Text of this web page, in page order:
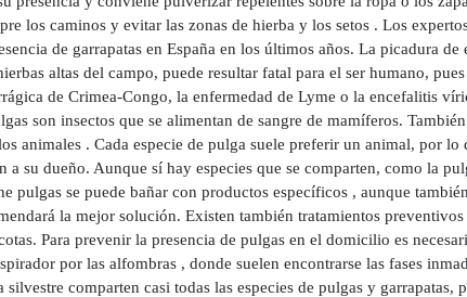
los caminos y evitar las zonas de hierba y los setos . Los
de garrapatas en España en los últimos años. La picadura de
altas del campo, puede resultar fatal para el ser humano,
de Crimea-Congo, la enfermedad de Lyme o la encefalitis
son insectos que se alimentan de sangre de mamíferos.
animales . Cada especie de pulga suele preferir un animal, por lo
a su dueño. Aunque sí hay especies que se comparten, como la
pulgas se puede bañar con productos específicos , aunque
la mejor solución. Existen también tratamientos preventivos
Para prevenir la presencia de pulgas en el domicilio es
por las alfombras , donde suelen encontrarse las fases
silvestre comparten casi todas las especies de pulgas y garrapatas,